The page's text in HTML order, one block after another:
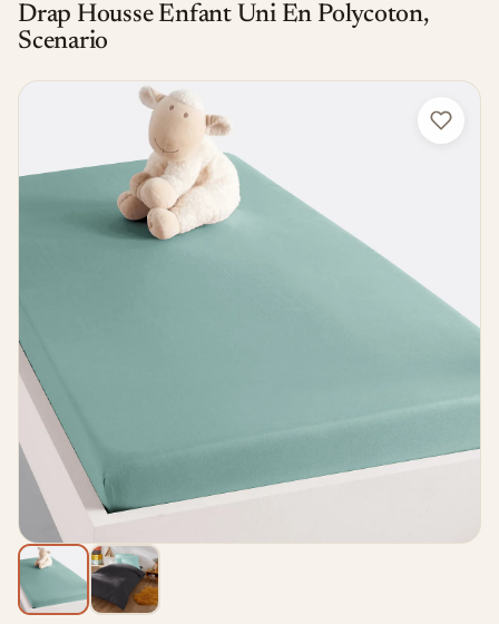
Drap Housse Enfant Uni En Polycoton,
Scenario